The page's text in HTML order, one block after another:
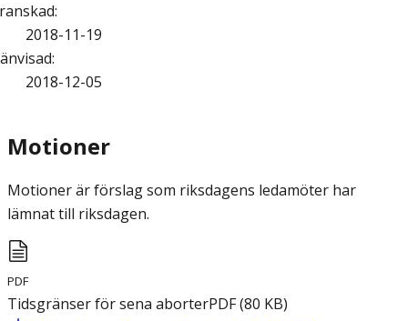
:
2018-11-19
:
2018-12-05
Motioner
Motioner är förslag som riksdagens ledamöter har
lämnat till riksdagen.
PDF
Tidsgränser för sena aborterPDF(80 KB)